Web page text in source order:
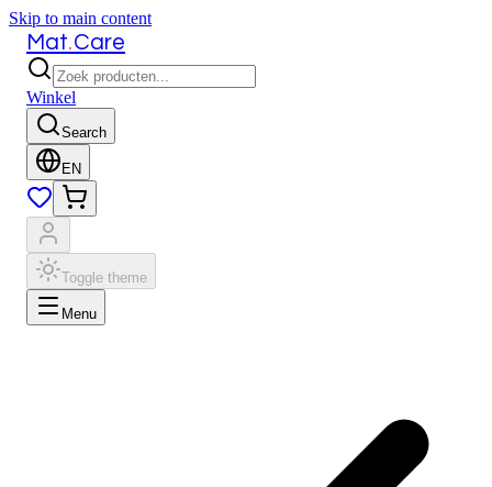
Skip to main content
Mat.Care
Winkel
Search
EN
Toggle theme
Menu